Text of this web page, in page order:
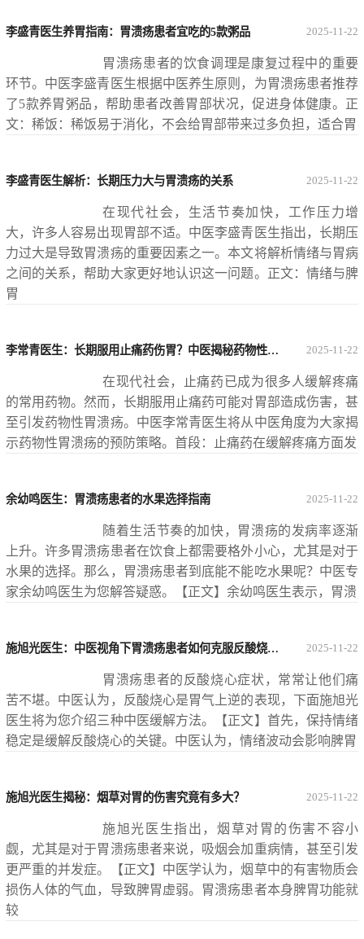
李盛青医生养胃指南：胃溃疡患者宜吃的5款粥品 2025-11-22
胃溃疡患者的饮食调理是康复过程中的重要
环节。中医李盛青医生根据中医养生原则，为胃溃疡患者推荐
了5款养胃粥品，帮助患者改善胃部状况，促进身体健康。正
文：稀饭：稀饭易于消化，不会给胃部带来过多负担，适合胃
李盛青医生解析：长期压力大与胃溃疡的关系 2025-11-22
在现代社会，生活节奏加快，工作压力增
大，许多人容易出现胃部不适。中医李盛青医生指出，长期压
力过大是导致胃溃疡的重要因素之一。本文将解析情绪与胃病
之间的关系，帮助大家更好地认识这一问题。正文：情绪与脾
胃
李常青医生：长期服用止痛药伤胃？中医揭秘药物性胃溃疡的预防策略 2025-11-22
在现代社会，止痛药已成为很多人缓解疼痛
的常用药物。然而，长期服用止痛药可能对胃部造成伤害，甚
至引发药物性胃溃疡。中医李常青医生将从中医角度为大家揭
示药物性胃溃疡的预防策略。首段：止痛药在缓解疼痛方面发
余幼鸣医生：胃溃疡患者的水果选择指南 2025-11-22
随着生活节奏的加快，胃溃疡的发病率逐渐
上升。许多胃溃疡患者在饮食上都需要格外小心，尤其是对于
水果的选择。那么，胃溃疡患者到底能不能吃水果呢？中医专
家余幼鸣医生为您解答疑惑。【正文】余幼鸣医生表示，胃溃
施旭光医生：中医视角下胃溃疡患者如何克服反酸烧心？ 2025-11-22
胃溃疡患者的反酸烧心症状，常常让他们痛
苦不堪。中医认为，反酸烧心是胃气上逆的表现，下面施旭光
医生将为您介绍三种中医缓解方法。【正文】首先，保持情绪
稳定是缓解反酸烧心的关键。中医认为，情绪波动会影响脾胃
施旭光医生揭秘：烟草对胃的伤害究竟有多大？ 2025-11-22
施旭光医生指出，烟草对胃的伤害不容小
觑，尤其是对于胃溃疡患者来说，吸烟会加重病情，甚至引发
更严重的并发症。【正文】中医学认为，烟草中的有害物质会
损伤人体的气血，导致脾胃虚弱。胃溃疡患者本身脾胃功能就
较